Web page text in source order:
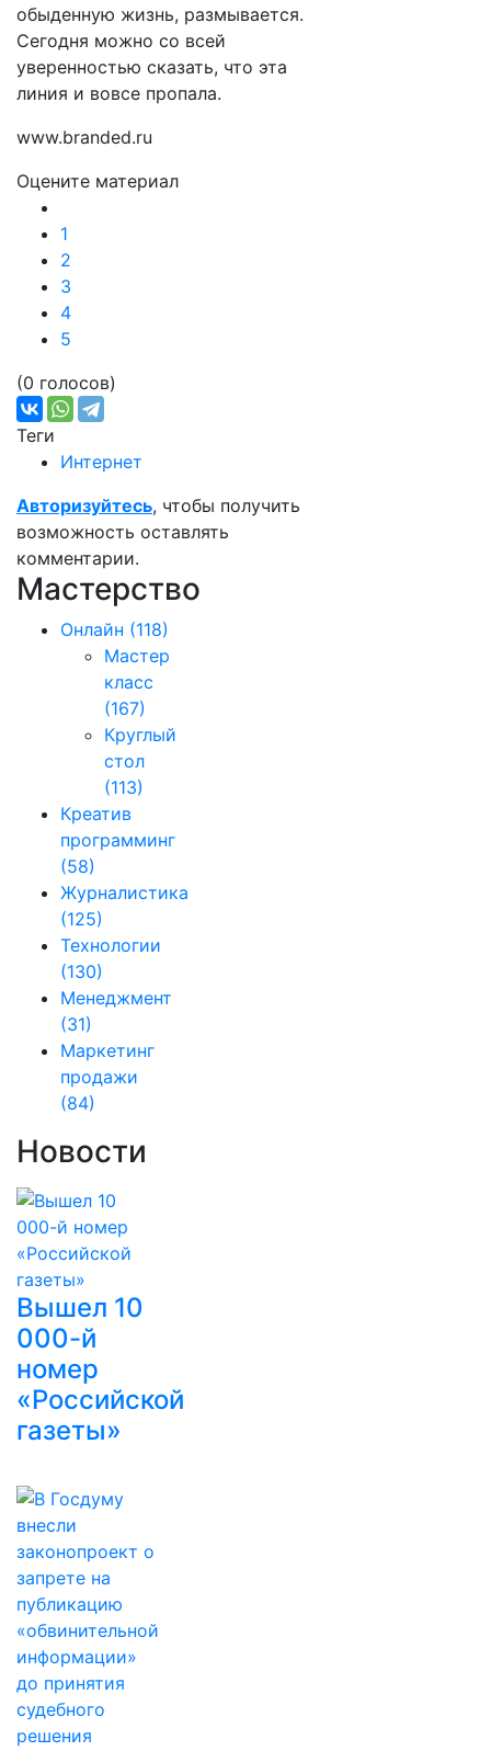
обыденную жизнь, размывается.
Сегодня можно со всей
уверенностью сказать, что эта
линия и вовсе пропала.
www.branded.ru
Оцените материал
1
2
3
4
5
(0 голосов)
Теги
Интернет
Авторизуйтесь, чтобы получить
возможность оставлять
комментарии.
Мастерство
Онлайн (118)
Мастер
класс
(167)
Круглый
стол
(113)
Креатив
программинг
(58)
Журналистика
(125)
Технологии
(130)
Менеджмент
(31)
Маркетинг
продажи
(84)
Новости
Вышел 10
000-й
номер
«Российской
газеты»